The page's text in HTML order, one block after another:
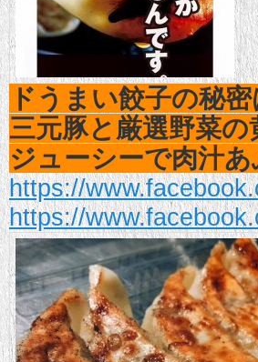
ドうまい餃子の秘密
三元豚と厳選野菜の
ジューシーで肉汁
https://
https://